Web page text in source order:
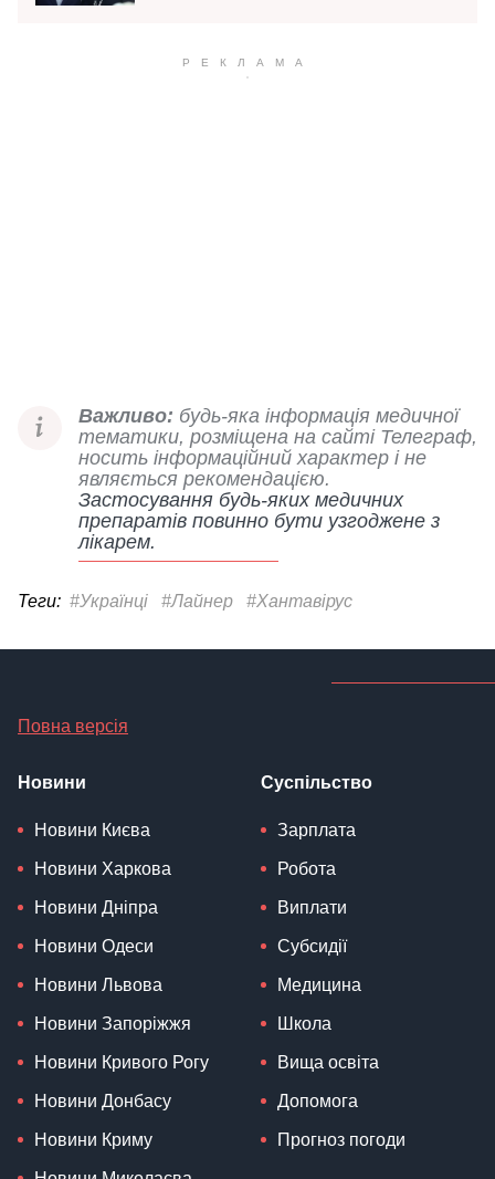
Важливо: будь-яка інформація медичної
тематики, розміщена на сайті Телеграф,
носить інформаційний характер і не
являється рекомендацією.
Застосування будь-яких медичних
препаратів повинно бути узгоджене з
лікарем.
Теги: #Українці #Лайнер #Хантавірус
Повна версія
Новини
Новини Києва
Новини Харкова
Новини Дніпра
Новини Одеси
Новини Львова
Новини Запоріжжя
Новини Кривого Рогу
Новини Донбасу
Новини Криму
Суспільство
Зарплата
Робота
Виплати
Субсидії
Медицина
Школа
Вища освіта
Допомога
Прогноз погоди